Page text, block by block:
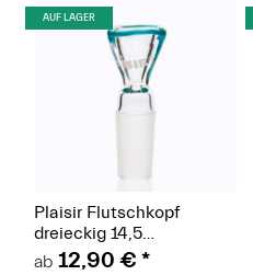
AUF LAGER (Paket)
Plaisir Flutschkopf
dreieckig 14,5
verschiedene Farben
ab 12,90 € *